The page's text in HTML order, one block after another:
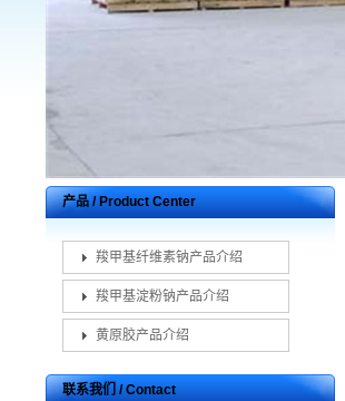
产品 / Product Center
羧甲基纤维素钠产品介绍
羧甲基淀粉钠产品介绍
黄原胶产品介绍
联系我们 / Contact